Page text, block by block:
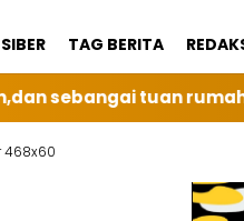
TAG BERITA
ini BRI Unit